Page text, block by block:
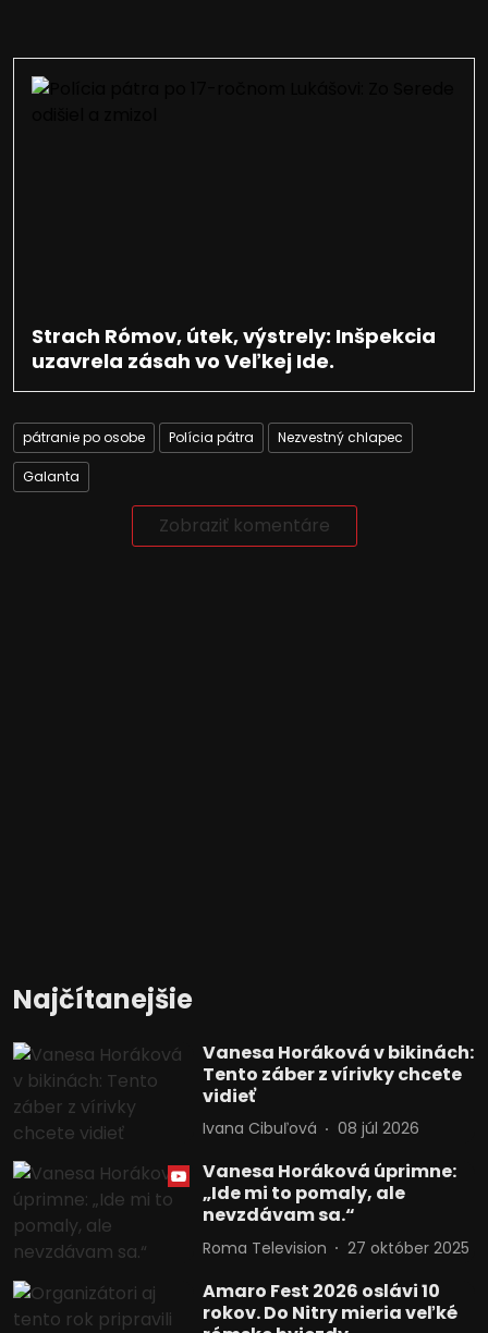
Strach Rómov, útek, výstrely: Inšpekcia
uzavrela zásah vo Veľkej Ide.
pátranie po osobe Polícia pátra Nezvestný chlapec
Galanta
Zobraziť komentáre
Najčítanejšie
Vanesa Horáková v bikinách:
Tento záber z vírivky chcete
vidieť
Ivana Cibuľová 08 júl 2026
Vanesa Horáková úprimne:
„Ide mi to pomaly, ale
nevzdávam sa.“
Roma Television 27 október 2025
Amaro Fest 2026 oslávi 10
rokov. Do Nitry mieria veľké